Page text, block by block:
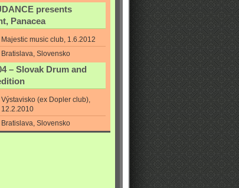
presents
Panacea
Majestic music club, 1.6.2012
Bratislava, Slovensko
– Slovak Drum and
Výstavisko (ex Dopler club),
12.2.2010
Bratislava, Slovensko